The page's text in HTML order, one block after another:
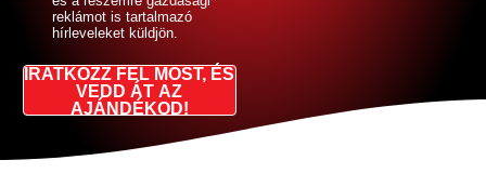
reklámot is tartalmazó
hírleveleket küldjön.
IRATKOZZ FEL MOST, ÉS
VEDD ÁT AZ
AJÁNDÉKOD!